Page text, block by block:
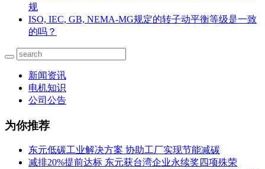
规
ISO, IEC, GB, NEMA-MG规定的转子动平衡等级是一致
的吗？
新闻资讯
电机知识
公司公告
为你推荐
东元低碳工业解决方案 协助工厂实现节能减碳
减排20%提前达标 东元获台湾企业永续奖四项殊荣